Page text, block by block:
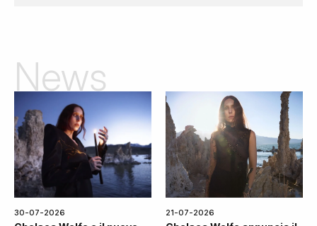
News
30-07-2026 21-07-2026